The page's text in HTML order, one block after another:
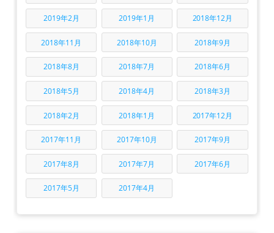
2019年2月 2019年1月 2018年12月
2018年11月 2018年10月 2018年9月
2018年8月 2018年7月 2018年6月
2018年5月 2018年4月 2018年3月
2018年2月 2018年1月 2017年12月
2017年11月 2017年10月 2017年9月
2017年8月 2017年7月 2017年6月
2017年5月 2017年4月